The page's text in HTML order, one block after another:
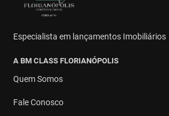
Especialista em lançamentos Imobiliários
A BM CLASS FLORIANÓPOLIS
Quem Somos
Fale Conosco